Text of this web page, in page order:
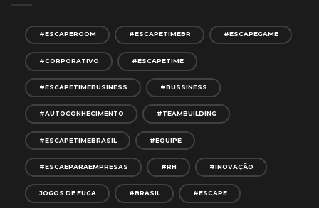
#ESCAPEROOM #ESCAPETIMEBR #ESCAPEGAME
#CORPORATIVO #ESCAPETIME
#ESCAPETIMEBUSINESS #BUSSINESS
#AUTOCONHECIMENTO #TEAMBUILDING
#ESCAPETIMEBRASIL #EQUIPE
#ESCAEPARAEMPRESAS #RH #INOVAÇÃO
JOGOS DE FUGA #BRASIL #ESCAPE